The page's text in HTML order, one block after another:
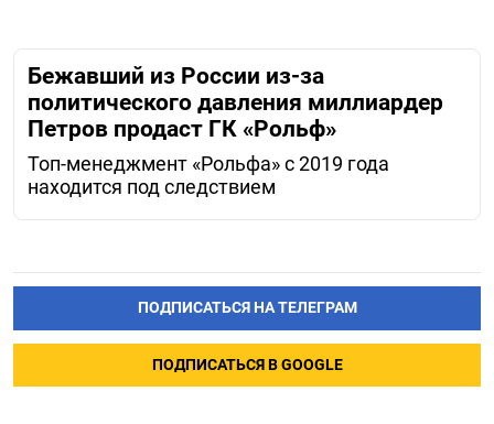
Бежавший из России из-за
политического давления миллиардер
Петров продаст ГК «Рольф»
Топ-менеджмент «Рольфа» с 2019 года
находится под следствием
ПОДПИСАТЬСЯ НА ТЕЛЕГРАМ
ПОДПИСАТЬСЯ В GOOGLE